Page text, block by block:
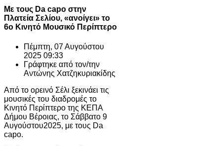
Με τους Da capo στην
Πλατεία Σελίου, «ανοίγει» το
6ο Κινητό Μουσικό Περίπτερο
Πέμπτη, 07 Αυγούστου
2025 09:33
Γράφτηκε από τον/την
Αντώνης Χατζηκυριακίδης
Από το ορεινό Σέλι ξεκινάει τις
μουσικές του διαδρομές το
Κινητό Περίπτερο της ΚΕΠΑ
Δήμου Βέροιας, το Σάββατο 9
Αυγούστου2025, με τους Da
capo.